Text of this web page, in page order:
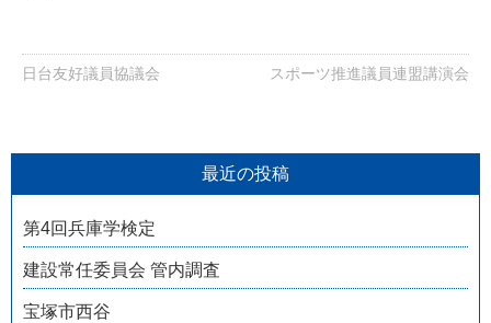
日台友好議員協議会 スポーツ推進議員連盟講演会
最近の投稿
第4回兵庫学検定
建設常任委員会 管内調査
宝塚市西谷